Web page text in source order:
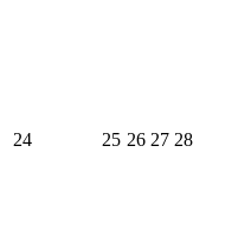
24 25 26 27 28